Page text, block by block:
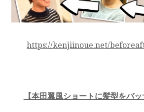
https://kenjiinoue.net/
【本田翼風ショートに髪型をバ